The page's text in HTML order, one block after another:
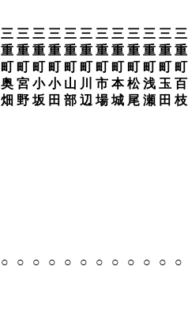
三
重
町
奥
畑
三
重
町
宮
野
三
重
町
小
坂
三
重
町
小
田
三
重
町
山
部
三
重
町
川
辺
三
重
町
市
場
三
重
町
本
城
三
重
町
松
尾
三
重
町
浅
瀬
三
重
町
玉
田
三
重
町
百
枝
○ ○ ○ ○ ○ ○ ○ ○ ○ ○ ○ ○